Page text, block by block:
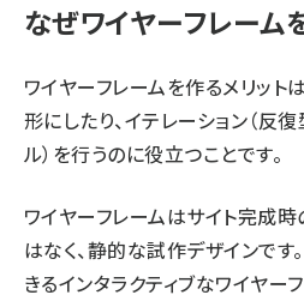
なぜワイヤーフレーム
ワイヤーフレームを作るメリット
形にしたり、イテレーション（反
ル）を行うのに役立つことです。
ワイヤーフレームはサイト完成
はなく、静的な試作デザインです
きるインタラクティブなワイヤー